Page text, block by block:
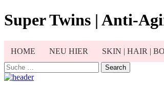
Skip
to
Super Twins | Anti-
HOME NEU HIER SKIN | HAIR |
Search
for: